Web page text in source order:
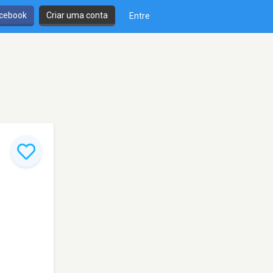
Criar uma conta Entre